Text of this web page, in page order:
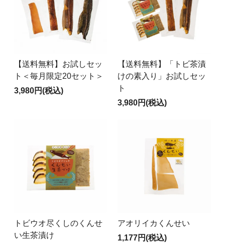
【送料無料】お試しセッ
ト＜毎月限定20セット＞
3,980円(税込)
【送料無料】「トビ茶漬
けの素入り」お試しセッ
ト
3,980円(税込)
トビウオ尽くしのくんせ
い生茶漬け
アオリイカくんせい
1,177円(税込)